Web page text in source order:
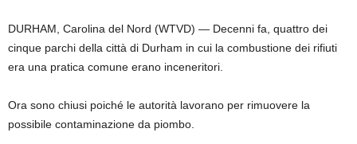
DURHAM, Carolina del Nord (WTVD) — Decenni fa, quattro dei
cinque parchi della città di Durham in cui la combustione dei rifiuti
era una pratica comune erano inceneritori.
Ora sono chiusi poiché le autorità lavorano per rimuovere la
possibile contaminazione da piombo.